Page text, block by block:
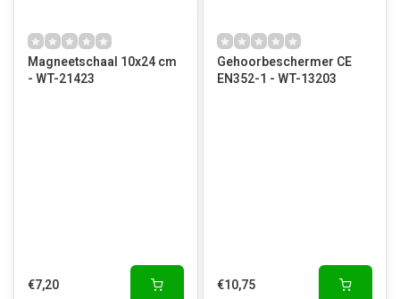
Magneetschaal 10x24 cm
- WT-21423
€7,20
Gehoorbeschermer CE
EN352-1 - WT-13203
€10,75